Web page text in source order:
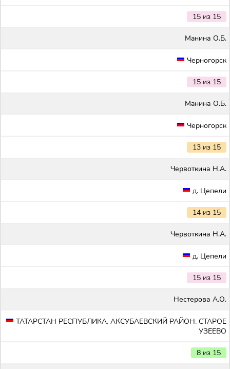
15 из 15
Maнина О.Б.
Черногорск
15 из 15
Maнина О.Б.
Черногорск
13 из 15
Червоткина Н.А.
д. Цепели
14 из 15
Червоткина Н.А.
д. Цепели
15 из 15
Нестерова А.О.
ТАТАРСТАН РЕСПУБЛИКА, АКСУБАЕВСКИЙ РАЙОН, СТАРОЕ
УЗЕЕВО
8 из 15